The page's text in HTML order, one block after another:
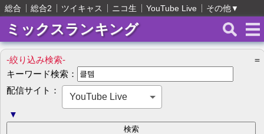
総合 総合2 ツイキャス ニコ生 YouTube Live その他▼
ミックスランキング
-絞り込み検索-
＝
キーワード検索：
配信サイト：
YouTube Live
▼